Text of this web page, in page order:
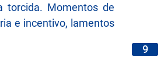
torcida. Momentos de
e incentivo, lamentos
9